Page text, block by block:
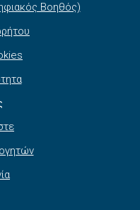
Βοηθός)